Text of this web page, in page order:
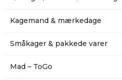
Kagemand & mærkedage
Småkager & pakkede varer
Mad – ToGo